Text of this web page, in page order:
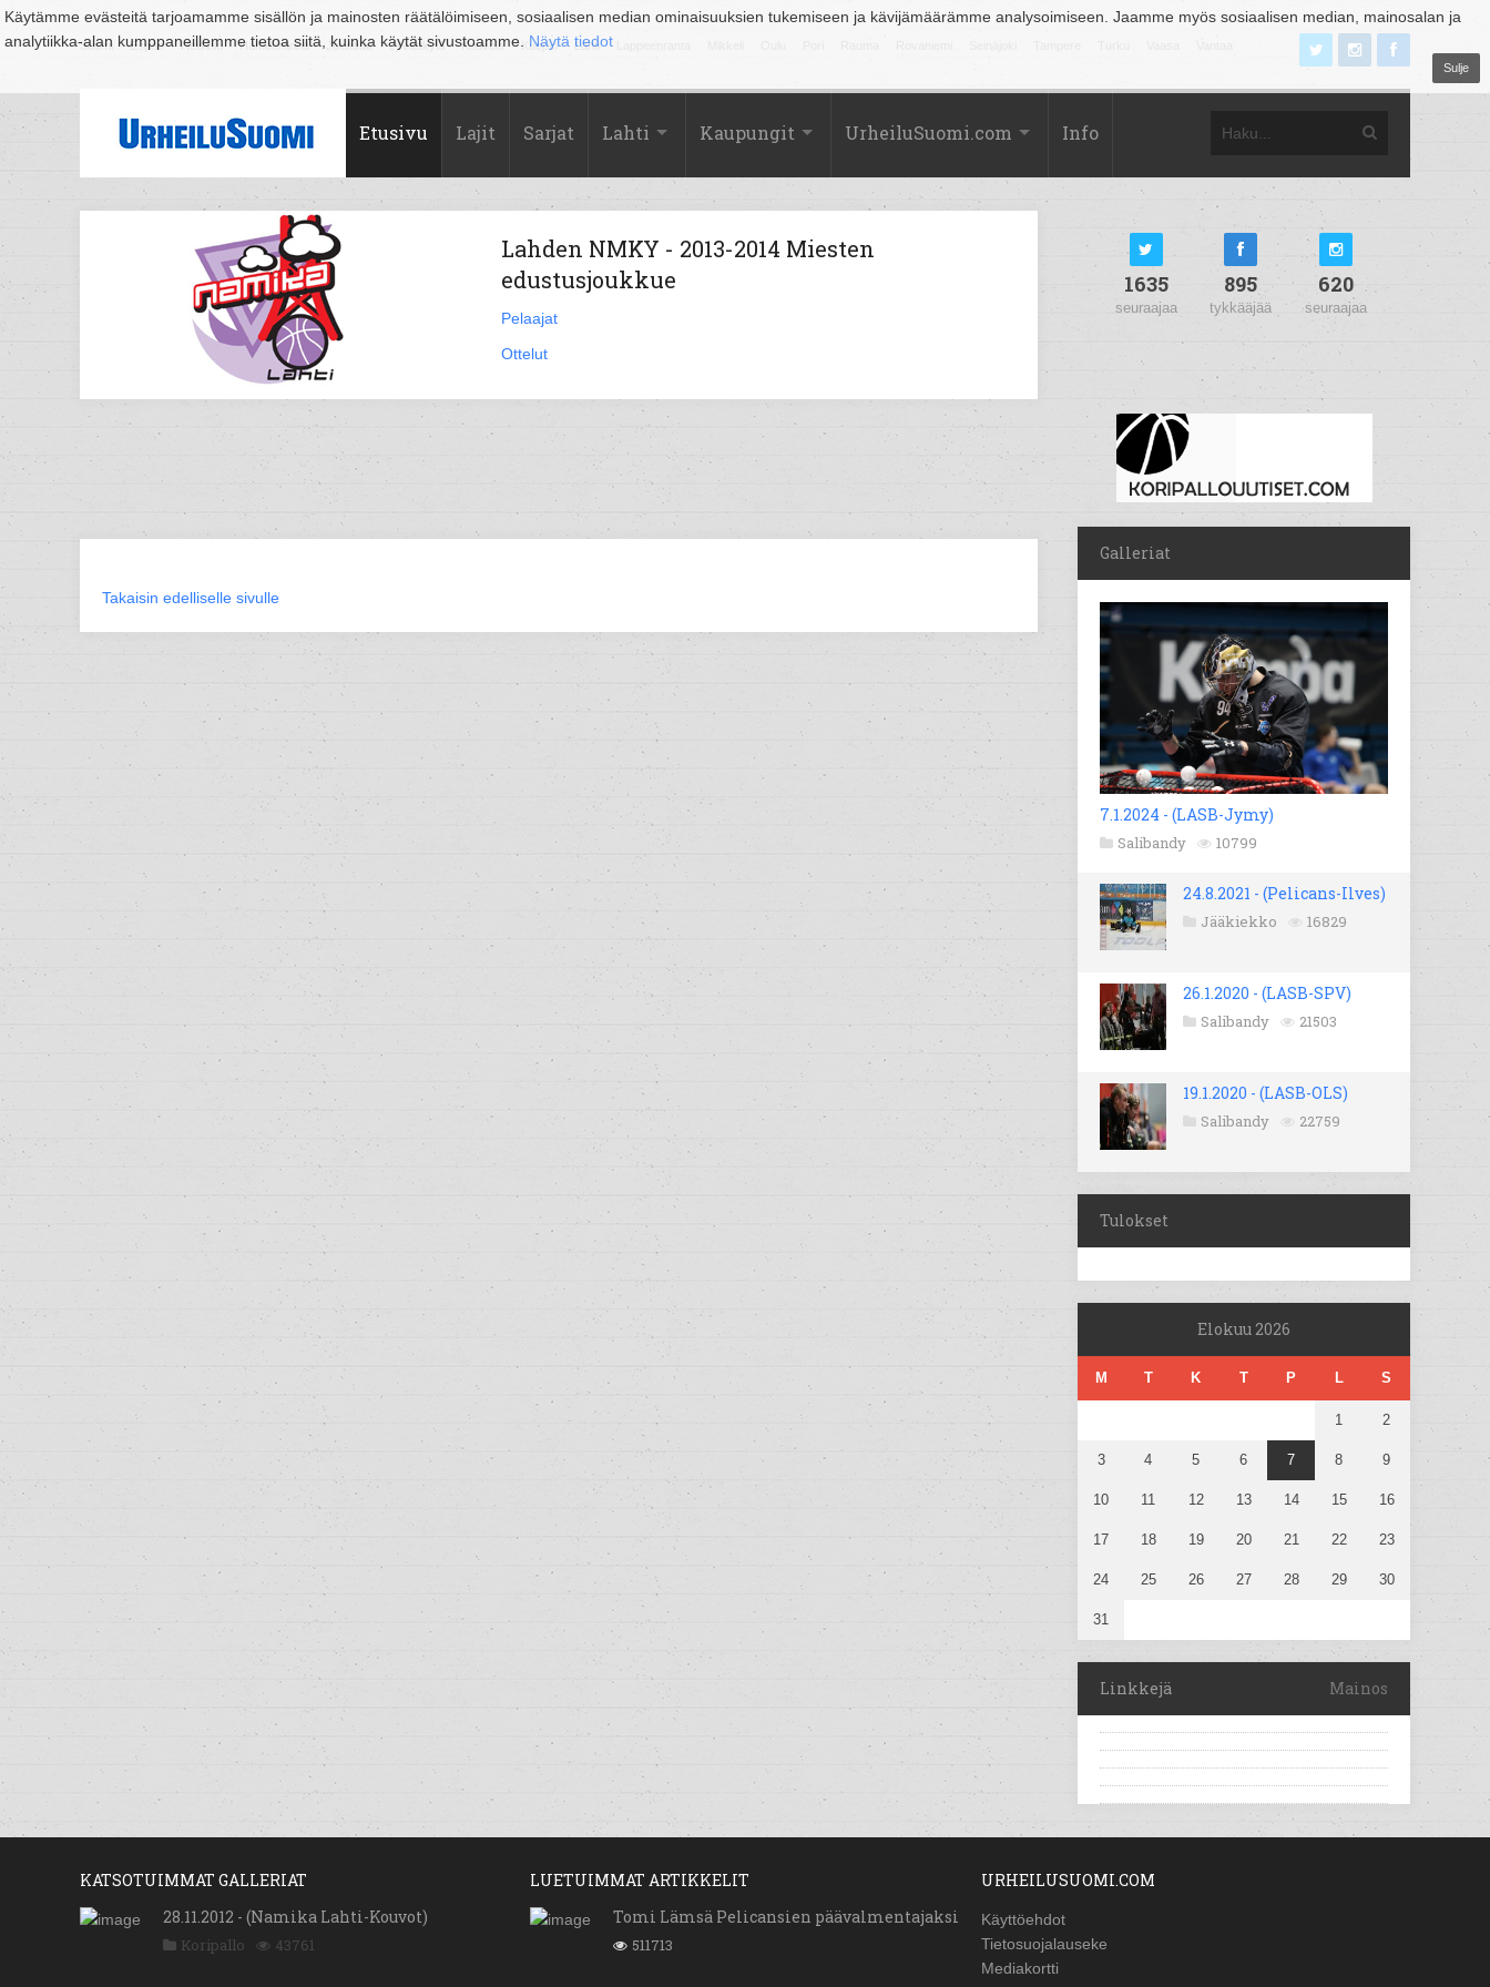
Käytämme evästeitä tarjoamamme sisällön ja mainosten räätälöimiseen, sosiaalisen median ominaisuuksien tukemiseen ja kävijämäärämme analysoimiseen. Jaamme myös sosiaalisen median, mainosalan ja
analytiikka-alan kumppaneillemme tietoa siitä, kuinka käytät sivustoamme. Näytä tiedot
Sulje
Suomi Espoo Helsinki Hämeenlinna Joensuu Jyväskylä Kouvola Kuopio Lahti
Etusivu Lajit Sarjat Lahti Kaupungit UrheiluSuomi.com Info
Lahden NMKY - 2013-2014 Miesten
edustusjoukkue
Pelaajat
Ottelut
Takaisin edelliselle sivulle
1635
seuraajaa
895
tykkääjää
620
seuraajaa
Galleriat
7.1.2024 - (LASB-Jymy)
Salibandy 10799
24.8.2021 - (Pelicans-Ilves)
Jääkiekko 16829
26.1.2020 - (LASB-SPV)
Salibandy 21503
19.1.2020 - (LASB-OLS)
Salibandy 22759
Tulokset
Elokuu 2026
M T K T P L S
1 2
3 4 5 6 7 8 9
10 11 12 13 14 15 16
17 18 19 20 21 22 23
24 25 26 27 28 29 30
31
Linkkejä Mainos
KATSOTUIMMAT GALLERIAT
28.11.2012 - (Namika Lahti-Kouvot)
Koripallo 43761
LUETUIMMAT ARTIKKELIT
Tomi Lämsä Pelicansien päävalmentajaksi
511713
URHEILUSUOMI.COM
Käyttöehdot
Tietosuojalauseke
Mediakortti